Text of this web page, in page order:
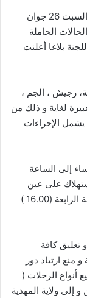
أقرت اللجنة الجهوية لمجابهة الكوارث بالمهدية السبت 26 جوان
الحاملة
بلاغا أعلنت
رجيش ، الجم ،
لغاية و ذلك من
إلى غاية الأحد 04 جويلية يشمل الإجراءات
ابتداء من الساعة الثامنة (20.00)مساء إلى الساعة
الاستهلاك على عين
المكان في المقاهي و المطاعم ابتداء من الساعة الرابعة (16.00 )
تعليق كافة
منع ارتياد دور
أنواع الرحلات (
و إلى ولاية المهدية